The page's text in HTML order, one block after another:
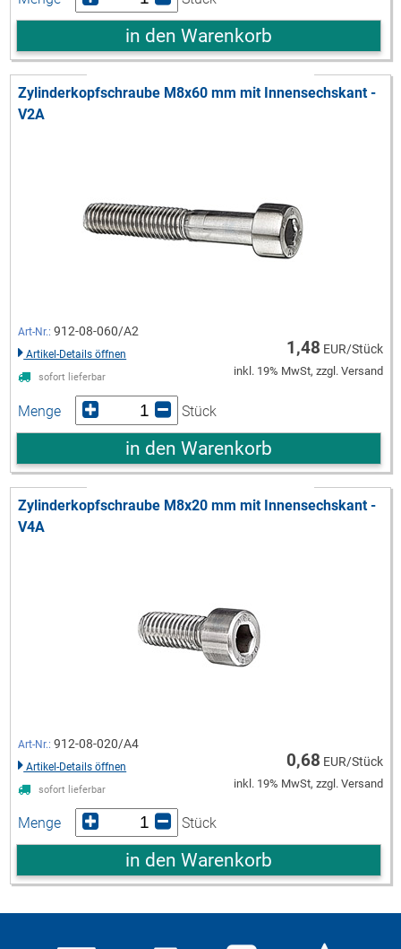
in den Warenkorb
Zylinderkopfschraube M8x60 mm mit Innensechskant -
V2A
Art-Nr.: 912-08-060/A2
Artikel-Details öffnen
sofort lieferbar
1,48 EUR/Stück
inkl. 19% MwSt, zzgl. Versand
Menge Stück
in den Warenkorb
Zylinderkopfschraube M8x20 mm mit Innensechskant -
V4A
Art-Nr.: 912-08-020/A4
Artikel-Details öffnen
sofort lieferbar
0,68 EUR/Stück
inkl. 19% MwSt, zzgl. Versand
Menge Stück
in den Warenkorb